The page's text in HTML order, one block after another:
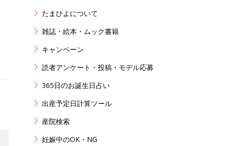
たまひよについて
雑誌・絵本・ムック書籍
キャンペーン
読者アンケート・投稿・モデル応募
365日のお誕生日占い
出産予定日計算ツール
産院検索
妊娠中のOK・NG